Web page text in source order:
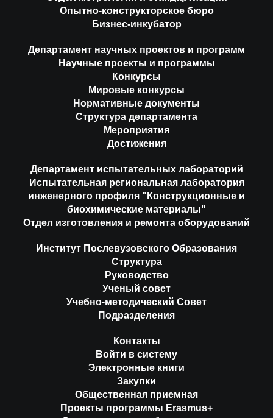
Опытно-конструкторское бюро
Бизнес-инкубатор
Департамент научных проектов и программ
Научные проекты и программы
Конкурсы
Мировые конкурсы
Нормативные документы
Структура департамента
Мероприятия
Достижения
Департамент испытательных лабораторий
Испытательная региональная лаборатория
инженерного профиля "Конструкционные и
биохимические материалы"
Отдел изготовления и ремонта оборудований
Институт Послевузовского Образования
Структура
Руководство
Ученый совет
Учебно-методический Совет
Подразделения
Контакты
Войти в систему
Электронные книги
Закупки
Общественная приемная
Проекты программы Erasmus+